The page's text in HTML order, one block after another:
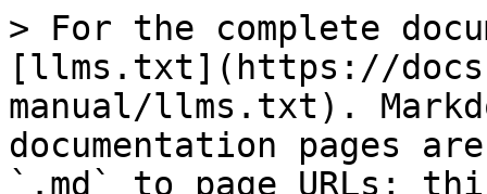
> For the complete
[llms.txt](https://
manual/llms.txt).
documentation pages
`.md` to page URLs;